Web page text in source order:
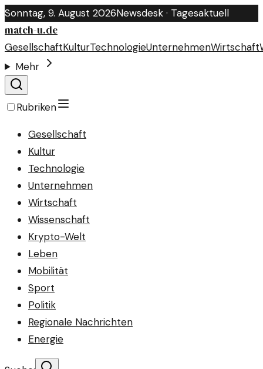
Sonntag, 9. August 2026Newsdesk · Tagesaktuell
match-u.de
GesellschaftKulturTechnologieUnternehmenWirtschaft
Mehr
Rubriken
Gesellschaft
Kultur
Technologie
Unternehmen
Wirtschaft
Wissenschaft
Krypto-Welt
Leben
Mobilität
Sport
Politik
Regionale Nachrichten
Energie